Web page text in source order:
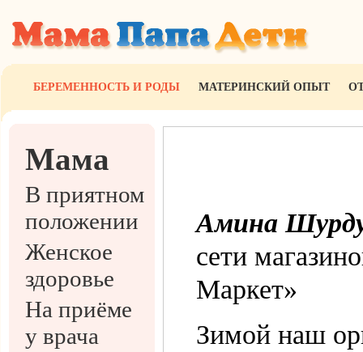
БЕРЕМЕННОСТЬ И РОДЫ МАТЕРИНСКИЙ ОПЫТ
Мама
В приятном
положении
Женское
здоровье
На приёме
у врача
Амина
сети
Маркет»
Зимой наш